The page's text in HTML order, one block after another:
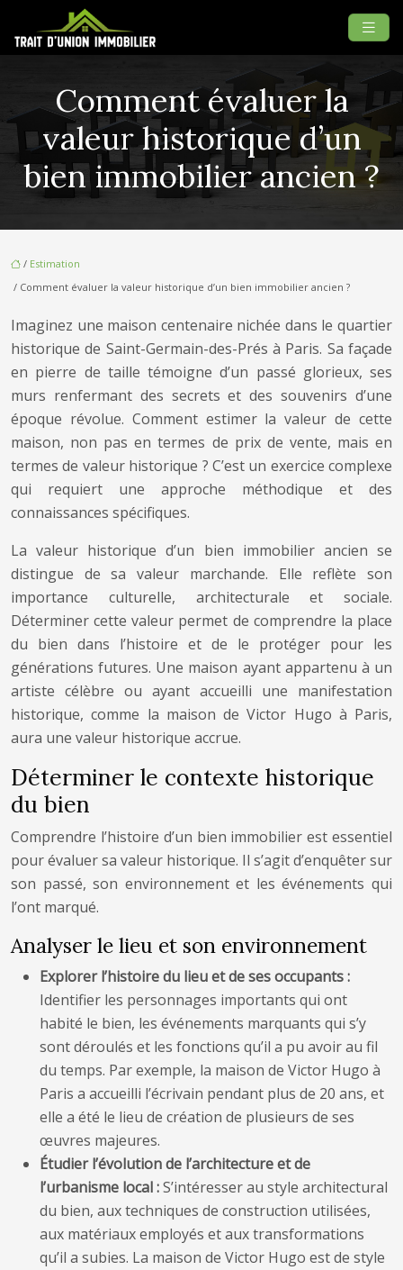
Comment évaluer la
valeur historique d’un
bien immobilier ancien ?
/ Estimation
/ Comment évaluer la valeur historique d’un bien immobilier ancien ?
Imaginez une maison centenaire nichée dans le quartier
historique de Saint-Germain-des-Prés à Paris. Sa façade
en pierre de taille témoigne d’un passé glorieux, ses
murs renfermant des secrets et des souvenirs d’une
époque révolue. Comment estimer la valeur de cette
maison, non pas en termes de prix de vente, mais en
termes de valeur historique ? C’est un exercice complexe
qui requiert une approche méthodique et des
connaissances spécifiques.
La valeur historique d’un bien immobilier ancien se
distingue de sa valeur marchande. Elle reflète son
importance culturelle, architecturale et sociale.
Déterminer cette valeur permet de comprendre la place
du bien dans l’histoire et de le protéger pour les
générations futures. Une maison ayant appartenu à un
artiste célèbre ou ayant accueilli une manifestation
historique, comme la maison de Victor Hugo à Paris,
aura une valeur historique accrue.
Déterminer le contexte historique
du bien
Comprendre l’histoire d’un bien immobilier est essentiel
pour évaluer sa valeur historique. Il s’agit d’enquêter sur
son passé, son environnement et les événements qui
l’ont marqué.
Analyser le lieu et son environnement
Explorer l’histoire du lieu et de ses occupants :
Identifier les personnages importants qui ont
habité le bien, les événements marquants qui s’y
sont déroulés et les fonctions qu’il a pu avoir au fil
du temps. Par exemple, la maison de Victor Hugo à
Paris a accueilli l’écrivain pendant plus de 20 ans, et
elle a été le lieu de création de plusieurs de ses
œuvres majeures.
Étudier l’évolution de l’architecture et de
l’urbanisme local :S’intéresser au style architectural
du bien, aux techniques de construction utilisées,
aux matériaux employés et aux transformations
qu’il a subies. La maison de Victor Hugo est de style